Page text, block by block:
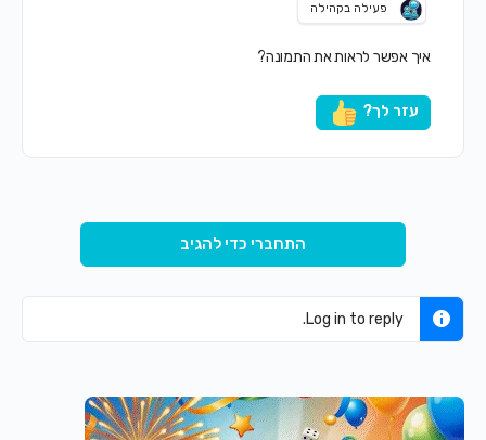
פעילה בקהילה
איך אפשר לראות את התמונה?
עזר לך?
התחברי כדי להגיב
Log in to reply.